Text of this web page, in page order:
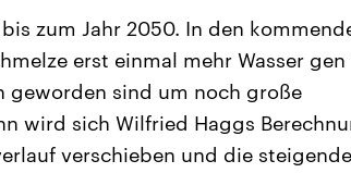
zum Jahr 2050. In den
erst einmal mehr Wasser gen
geworden sind um noch große
wird sich Wilfried Haggs
verschieben und die